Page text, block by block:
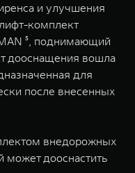
и улучшения
комплект
⁵, поднимающий
дооснащения вошла
для
после внесенных
внедорожных
дооснастить